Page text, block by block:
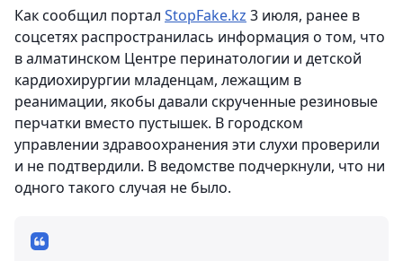
Как сообщил портал StopFake.kz 3 июля, ранее в
соцсетях распространилась информация о том, что
в алматинском Центре перинатологии и детской
кардиохирургии младенцам, лежащим в
реанимации, якобы давали скрученные резиновые
перчатки вместо пустышек. В городском
управлении здравоохранения эти слухи проверили
и не подтвердили. В ведомстве подчеркнули, что ни
одного такого случая не было.